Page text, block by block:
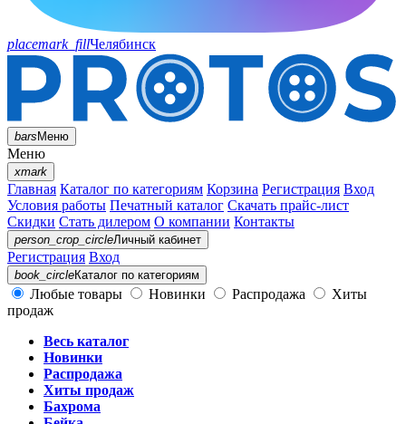
placemark_fillЧелябинск
barsМеню
Меню
xmark
Главная Каталог по категориям Корзина Регистрация Вход
Условия работы Печатный каталог Скачать прайс-лист
Скидки Стать дилером О компании Контакты
person_crop_circleЛичный кабинет
Регистрация Вход
book_circleКаталог по категориям
Любые товары Новинки Распродажа
Хиты
продаж
Весь каталог
Новинки
Распродажа
Хиты продаж
Бахрома